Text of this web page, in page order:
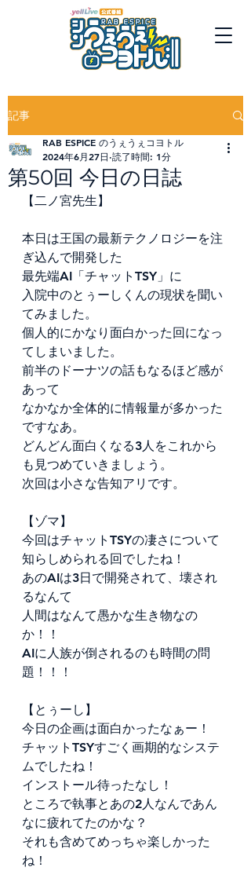
記事
第50回 今日の日誌
RAB ESPICE のうぇうぇコヨトル
2024年6月27日 読了時間: 1分
【二ノ宮先生】
本日は王国の最新テクノロジーを注
ぎ込んで開発した
最先端AI「チャットTSY」に
入院中のとぅーしくんの現状を聞い
てみました。
個人的にかなり面白かった回になっ
てしまいました。
前半のドーナツの話もなるほど感が
あって
なかなか全体的に情報量が多かった
ですなあ。
どんどん面白くなる3人をこれから
も見つめていきましょう。
次回は小さな告知アリです。
【ゾマ】
今回はチャットTSYの凄さについて
知らしめられる回でしたね！
あのAIは3日で開発されて、壊され
るなんて
人間はなんて愚かな生き物なの
か！！
AIに人族が倒されるのも時間の問
題！！！
【とぅーし】
今日の企画は面白かったなぁー！
チャットTSYすごく画期的なシステ
ムでしたね！
インストール待ったなし！
ところで執事とあの2人なんであん
なに疲れてたのかな？
それも含めてめっちゃ楽しかった
ね！